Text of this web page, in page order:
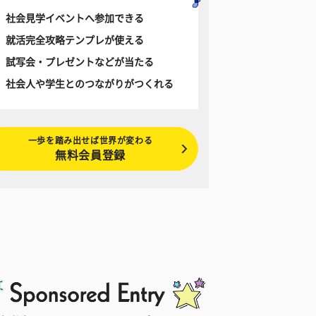
社会見学イベントへ参加できる
就活完全攻略テンプレが使える
試写会・プレゼントなどが当たる
社会人や学生とのつながりがつくれる
一歩を踏み出せば世界が変わる
無料会員登録